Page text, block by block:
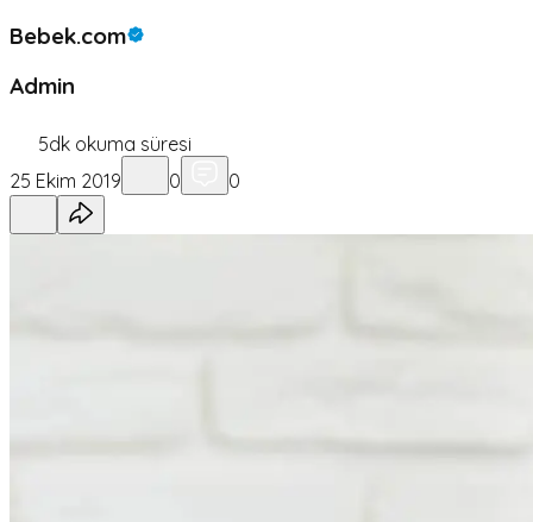
Bebek.com
Admin
5dk okuma süresi
25 Ekim 2019
0 0